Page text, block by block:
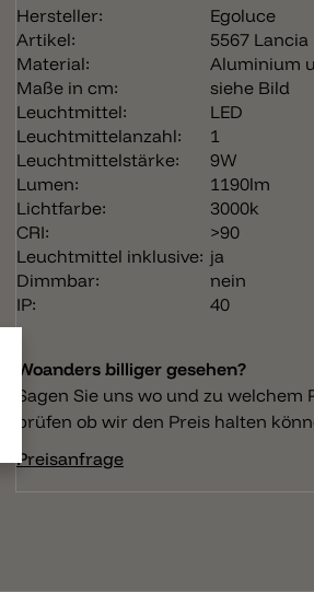
Hersteller:
Egoluce
Artikel:
5567 Lancia
Material:
Aluminium
Maße in cm:
siehe Bild
Leuchtmittel:
LED
Leuchtmittelanzahl:
1
Leuchtmittelstärke:
9W
Lumen:
1190lm
Lichtfarbe:
3000k
CRI:
>90
Leuchtmittel inklusive: ja
Dimmbar:
nein
IP:
40
Woanders billiger gesehen?
Sagen Sie uns wo und zu welchem
prüfen ob wir den Preis halten
Preisanfrage